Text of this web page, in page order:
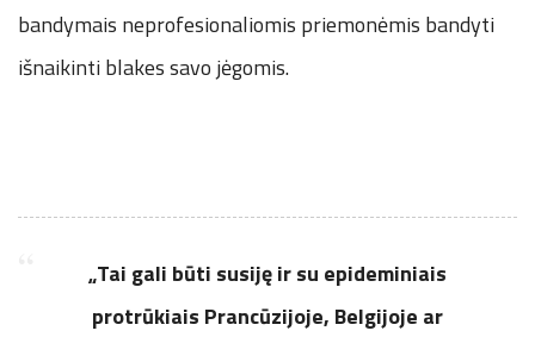
bandymais neprofesionaliomis priemonėmis bandyti
išnaikinti blakes savo jėgomis.
„Tai gali būti susiję ir su epideminiais
protrūkiais Prancūzijoje, Belgijoje ar